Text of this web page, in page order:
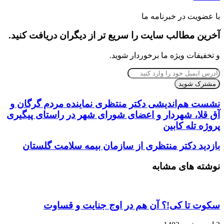
با عضویت در خبرنامه ما
آخرین مطالب سایت را سریع تر از دیگران دریافت کنید.
و تخفیفات ویژه ما برخوردار شوید.
آدرس
ایمیل
خود
را
وارد
کنید
نشست هم‌اندیشی دکتر منتظری نماینده مردم گرگان و
آق قلا، شهردار و اعضای شورای شهر در راستای پیگیری
پروژه تله کابین
بازدید دکتر منتظری از سازمان بیمه سلامت گلستان
نوشته های مشابه
سکوت تا کی!؟ آن هم در اوج جنایت و قساوت